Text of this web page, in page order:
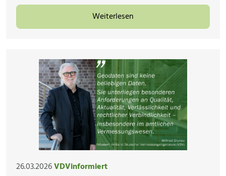
Weiterlesen
26.03.2026VDVinformiert